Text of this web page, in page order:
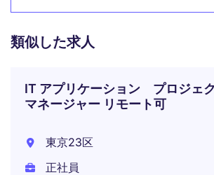
類似した求人
IT アプリケーション プロジェ
マネージャー リモート可
東京23区
正社員